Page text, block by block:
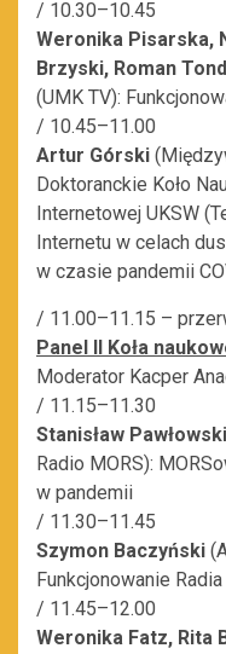
/ 10.30–10.45
Weronika Pisarska,
Brzyski, Roman
(UMK TV):
/ 10.45–11.00
Artur Górski
Doktoranckie Koło
Internetowej UKSW
Internetu w celach
w czasie pandemii
/ 11.00–11.15 –
Panel II Koła
Moderator Kacper
/ 11.15–11.30
Stanisław Pawłowski
Radio MORS):
w pandemii
/ 11.30–11.45
Szymon Baczyński
Funkcjonowanie
/ 11.45–12.00
Weronika Fatz, Rita